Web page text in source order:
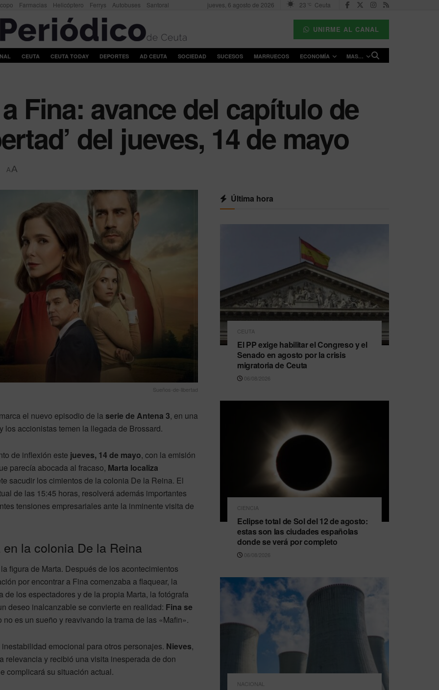
Farmacias Helicóptero Ferrys Autobuses Santoral jueves, 6 agosto de 2026 23 °C Ceuta
UNIRME AL CANAL
CEUTA CEUTA TODAY DEPORTES AD CEUTA SOCIEDAD SUCESOS MARRUECOS ECONOMÍA MAS…
Fina: avance del capítulo de
del jueves, 14 de mayo
AA
Sueños-de-libertad
el nuevo episodio de laserie de Antena 3, en una
accionistas temen la llegada de Brossard.
de inflexión este jueves, 14 de mayo, con la emisión
parecía abocada al fracaso, Marta localiza
sacudir los cimientos de la colonia De la Reina. El
de las 15:45 horas, resolverá además importantes
tensiones empresariales ante la inminente visita de
la colonia De la Reina
figura de Marta. Después de los acontecimientos
por encontrar a Fina comenzaba a flaquear, la
los espectadores y de la propia Marta, la fotógrafa
deseo inalcanzable se convierte en realidad: Fina se
es un sueño y reavivando la trama de las «Mafin».
emocional para otros personajes. Nieves,
y recibió una visita inesperada de don
complicará su situación actual.
Última hora
CEUTA
El PP exige habilitar el Congreso y el
Senado en agosto por la crisis
migratoria de Ceuta
06/08/2026
CIENCIA
Eclipse total de Sol del 12 de agosto:
estas son las ciudades españolas
donde se verá por completo
06/08/2026
NACIONAL